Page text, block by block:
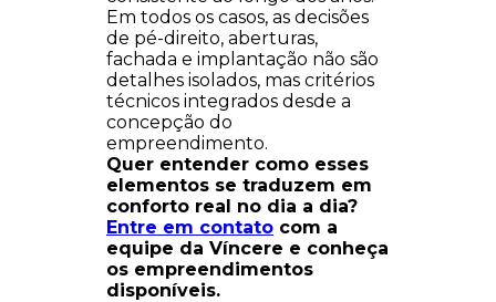
Em todos os casos, as decisões
de pé-direito, aberturas,
fachada e implantação não são
detalhes isolados, mas critérios
técnicos integrados desde a
concepção do
empreendimento.
Quer entender como esses
elementos se traduzem em
conforto real no dia a dia?
Entre em contato com a
equipe da Víncere e conheça
os empreendimentos
disponíveis.